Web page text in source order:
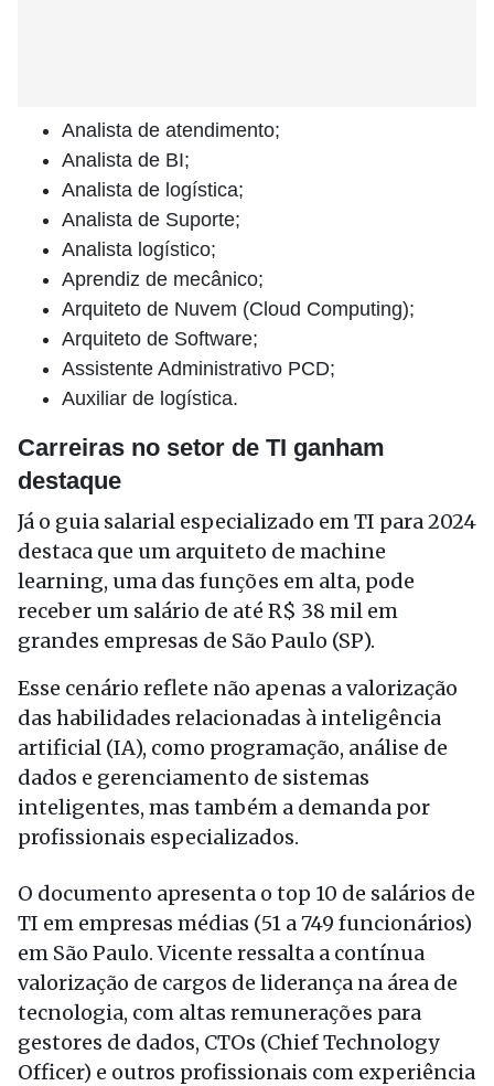
Analista de atendimento;
Analista de BI;
Analista de logística;
Analista de Suporte;
Analista logístico;
Aprendiz de mecânico;
Arquiteto de Nuvem (Cloud Computing);
Arquiteto de Software;
Assistente Administrativo PCD;
Auxiliar de logística.
Carreiras no setor de TI ganham
destaque
Já o guia salarial especializado em TI para 2024
destaca que um arquiteto de machine
learning, uma das funções em alta, pode
receber um salário de até R$ 38 mil em
grandes empresas de São Paulo (SP).
Esse cenário reflete não apenas a valorização
das habilidades relacionadas à inteligência
artificial (IA), como programação, análise de
dados e gerenciamento de sistemas
inteligentes, mas também a demanda por
profissionais especializados.
O documento apresenta o top 10 de salários de
TI em empresas médias (51 a 749 funcionários)
em São Paulo. Vicente ressalta a contínua
valorização de cargos de liderança na área de
tecnologia, com altas remunerações para
gestores de dados, CTOs (Chief Technology
Officer) e outros profissionais com experiência